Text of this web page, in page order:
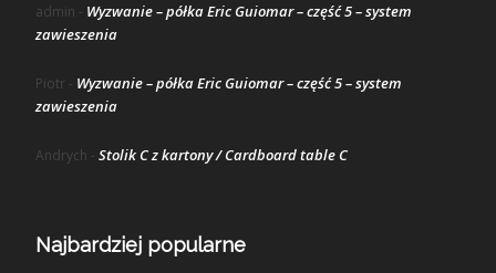
admin - Wyzwanie – półka Eric Guiomar – część 5 – system
zawieszenia
Piotr - Wyzwanie – półka Eric Guiomar – część 5 – system
zawieszenia
Andrych - Stolik C z kartony / Cardboard table C
Najbardziej popularne